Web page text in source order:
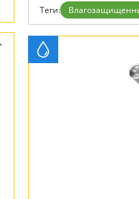
Теги: